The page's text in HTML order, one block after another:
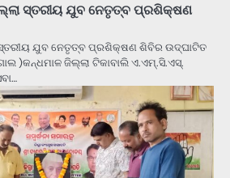
ସ୍ତରୀୟ ଯୁବ ନେତୃତ୍ବ ପ୍ରଶିକ୍ଷଣ
ଯୁବ ନେତୃତ୍ବ ପ୍ରଶିକ୍ଷଣ ଶିବିର ଉଦ୍ଘାଟିତ
)କନ୍ଧମାଳ ଜିଲ୍ଲା ଟିକାବାଲି ଏ.ଏମ୍.ସି.ଏସ୍.